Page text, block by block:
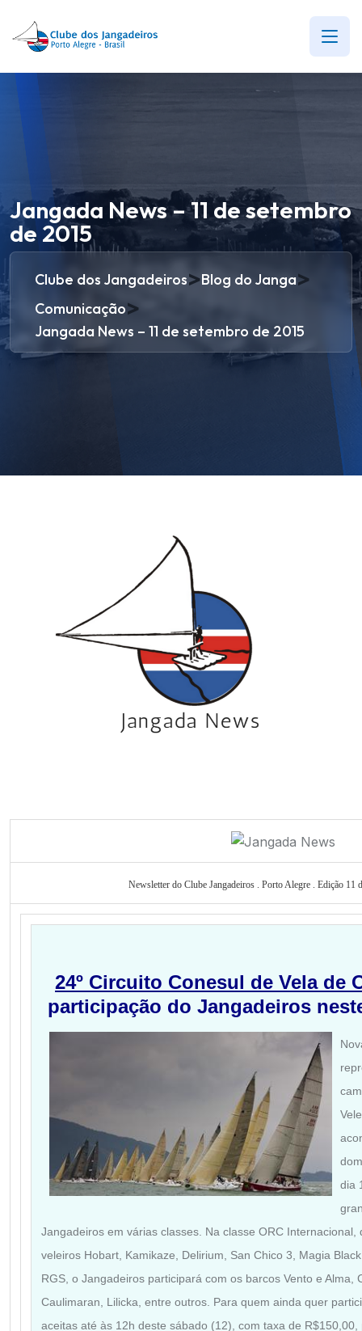
Jangada News – 11 de setembro
de 2015
Clube dos Jangadeiros>Blog do Janga>
Comunicação>
Jangada News – 11 de setembro de 2015
Newsletter do Clube Jangadeiros . Porto Alegre . Edição 11
24º Circuito Conesul de Vela de
participação do Jangadeiros
dia
Jangadeiros em várias classes. Na classe ORC
veleiros Hobart, Kamikaze, Delirium, San Chico 3, Magia
RGS, o Jangadeiros participará com os barcos Vento e Alma,
Caulimaran, Lilicka, entre outros. Para quem ainda quer
aceitas até às 12h deste sábado (12), com taxa de